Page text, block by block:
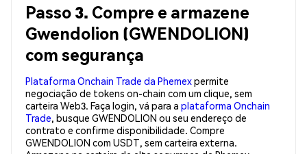
Passo 3. Compre e armazene
Gwendolion (GWENDOLION)
com segurança
Plataforma Onchain Trade da Phemexpermite
negociação de tokens on-chain com um clique, sem
carteira Web3. Faça login, vá para a plataforma Onchain
Trade, busque GWENDOLION ou seu endereço de
contrato e confirme disponibilidade. Compre
GWENDOLION com USDT, sem carteira externa.